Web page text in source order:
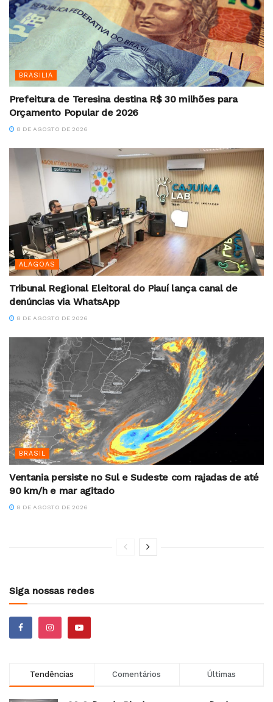
BRASILIA
Prefeitura de Teresina destina R$ 30 milhões para
Orçamento Popular de 2026
8 DE AGOSTO DE 2026
ALAGOAS
Tribunal Regional Eleitoral do Piauí lança canal de
denúncias via WhatsApp
8 DE AGOSTO DE 2026
BRASIL
Ventania persiste no Sul e Sudeste com rajadas de até
90 km/h e mar agitado
8 DE AGOSTO DE 2026
Siga nossas redes
Tendências Comentários Últimas